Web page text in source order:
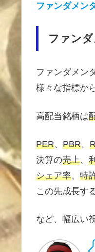
ファンダメン
ファン
ファンダメン
様々な指標か
高配当銘柄は
PER、 PBR、
決算の売上、
シェア率、 特
この先成長す
など、幅広い